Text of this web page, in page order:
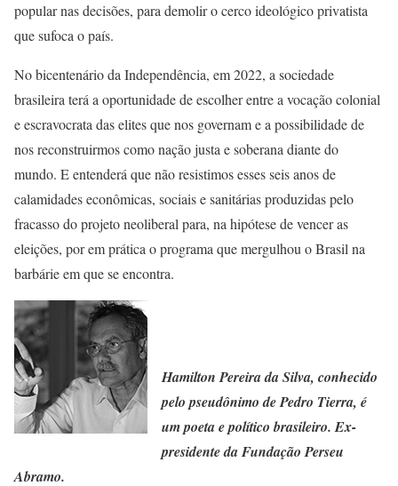
popular nas decisões, para demolir o cerco ideológico privatista
que sufoca o país.
No bicentenário da Independência, em 2022, a sociedade
brasileira terá a oportunidade de escolher entre a vocação colonial
e escravocrata das elites que nos governam e a possibilidade de
nos reconstruirmos como nação justa e soberana diante do
mundo. E entenderá que não resistimos esses seis anos de
calamidades econômicas, sociais e sanitárias produzidas pelo
fracasso do projeto neoliberal para, na hipótese de vencer as
eleições, por em prática o programa que mergulhou o Brasil na
barbárie em que se encontra.
Hamilton Pereira da Silva, conhecido
pelo pseudônimo de Pedro Tierra, é
um poeta e político brasileiro. Ex-
presidente da Fundação Perseu
Abramo.